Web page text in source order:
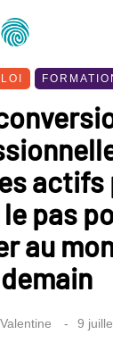
actifs
pas
au
demain
Valentine 9